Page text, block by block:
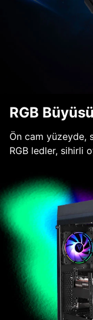
RGB
Ön cam yüzeyde,
RGB ledler, sihirli